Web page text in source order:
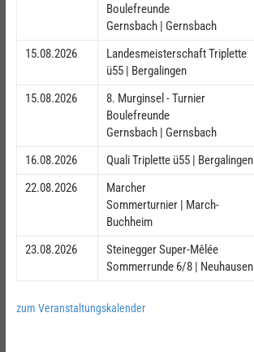
Boulefreunde
Gernsbach | Gernsbach
15.08.2026
Landesmeisterschaft Triplette
ü55 | Bergalingen
15.08.2026
8. Murginsel - Turnier
Boulefreunde
Gernsbach | Gernsbach
16.08.2026
Quali Triplette ü55 | Bergalingen
22.08.2026
Marcher
Sommerturnier | March-
Buchheim
23.08.2026
Steinegger Super-Mêlée
Sommerrunde 6/8 | Neuhausen
zum Veranstaltungskalender